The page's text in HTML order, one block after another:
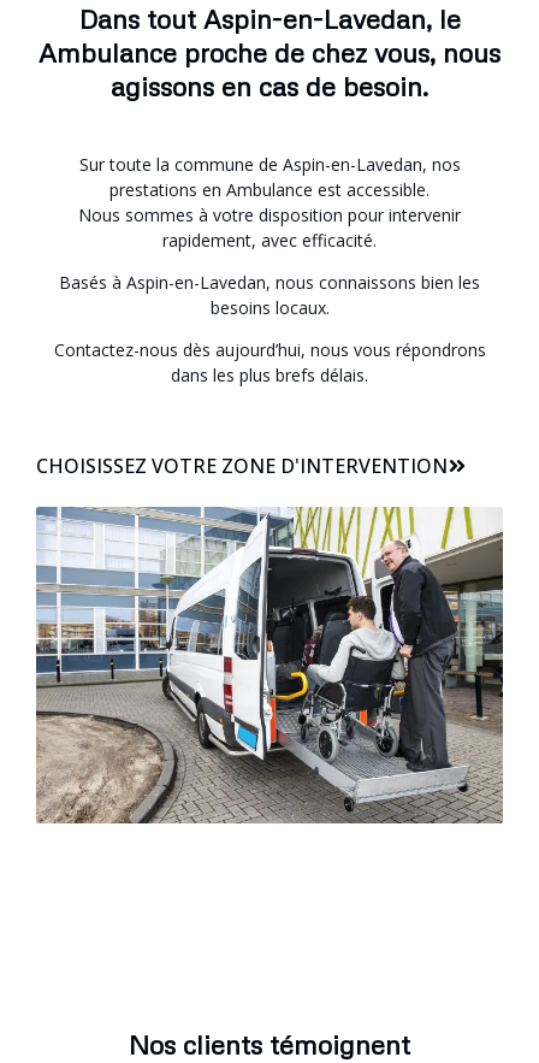
Dans tout Aspin-en-Lavedan, le
Ambulance proche de chez vous, nous
agissons en cas de besoin.
Sur toute la commune de Aspin-en-Lavedan, nos
prestations en Ambulance est accessible.
Nous sommes à votre disposition pour intervenir
rapidement, avec efficacité.
Basés à Aspin-en-Lavedan, nous connaissons bien les
besoins locaux.
Contactez-nous dès aujourd’hui, nous vous répondrons
dans les plus brefs délais.
CHOISISSEZ VOTRE ZONE D'INTERVENTION
Nos clients témoignent